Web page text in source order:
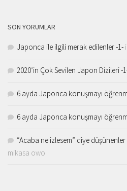
SON YORUMLAR
Japonca ile ilgili merak edilenler -1-
2020’in Çok Sevilen Japon Dizileri -
6 ayda Japonca konuşmayı
6 ayda Japonca konuşmayı
“Acaba ne izlesem” diye
mikasa owo